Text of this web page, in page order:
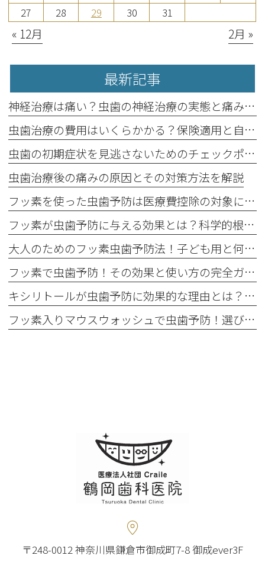
27
28 29 30 31
« 12月 2月 »
最新記事
神経治療は痛い？虫歯の神経治療の実態と痛み軽減法
虫歯治療の費用はいくらかかる？保険適用と自費治療の違い
虫歯の初期症状を見逃さないためのチェックポイント
虫歯治療後の痛みの原因とその対策方法を解説
フッ素を使った虫歯予防は医療費控除の対象になる？最新情報をチェック！
フッ素が虫歯予防に与える効果とは？科学的根拠を解説！
大人のためのフッ素虫歯予防法！子ども用と何が違う？
フッ素で虫歯予防！その効果と使い方の完全ガイド
キシリトールが虫歯予防に効果的な理由とは？科学的な根拠を徹底解説！
フッ素入りマウスウォッシュで虫歯予防！選び方と使い方を解説
〒248-0012 神奈川県鎌倉市御成町7-8 御成ever3F